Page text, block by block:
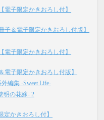
電子限定かきおろし付】
＆電子限定かきおろし付版】
電子限定かきおろし付】
子限定かきおろし付版】
編集 -Sweet Life-
明の花嫁- 2
かきおろし付】